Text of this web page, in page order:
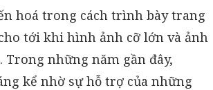
hoá trong cách trình bày trang
tới khi hình ảnh cỡ lớn và ảnh
những năm gần đây,
kể nhờ sự hỗ trợ của những